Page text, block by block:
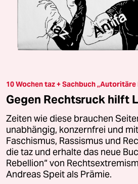
10 Wochen taz + Sachbuch „Autoritäre
Gegen Rechtsruck hilft
Zeiten wie diese brauchen
unabhängig, konzernfrei und
Faschismus, Rassismus und
die taz und erhalte das neue
Rebellion“ von
Andreas Speit als Prämie.